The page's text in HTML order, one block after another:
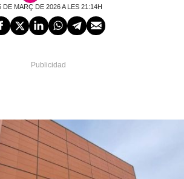
DE MARÇ DE 2026 A LES 21:14H